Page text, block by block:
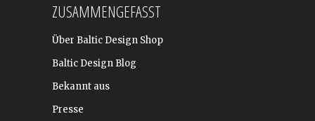
ZUSAMMENGEFASST
Über Baltic Design Shop
Baltic Design Blog
Bekannt aus
Presse